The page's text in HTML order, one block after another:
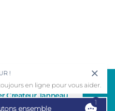
Créateur Janneau
ensemble
1
!
en ligne pour vous aider.